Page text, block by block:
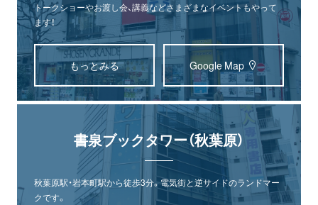
トークショーやお渡し会、講義などさまざまなイベントもやって
ます！
もっとみる Google Map
書泉ブックタワー（秋葉原）
秋葉原駅・岩本町駅から徒歩3分。電気街と逆サイドのランドマー
クです。